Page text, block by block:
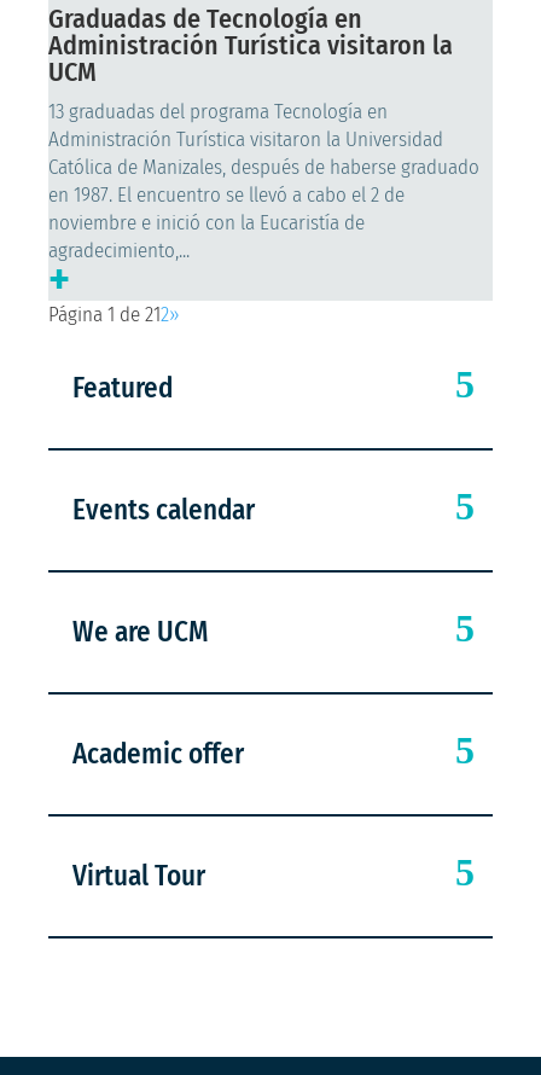
Graduadas de Tecnología en
Administración Turística visitaron la
UCM
13 graduadas del programa Tecnología en
Administración Turística visitaron la Universidad
Católica de Manizales, después de haberse graduado
en 1987. El encuentro se llevó a cabo el 2 de
noviembre e inició con la Eucaristía de
agradecimiento,...
+
Página 1 de 212»
Featured
Events calendar
We are UCM
Academic offer
Virtual Tour